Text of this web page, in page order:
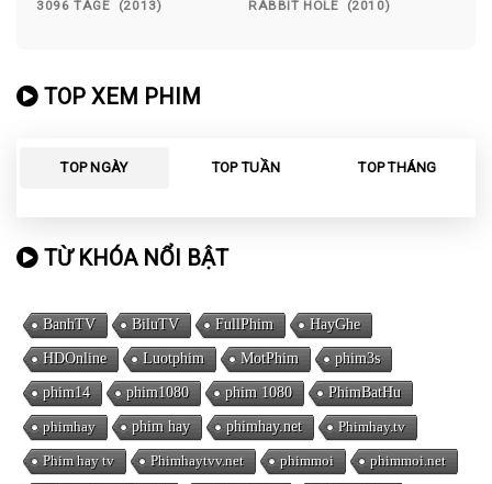
3096 TAGE (2013) RABBIT HOLE (2010)
TOP XEM PHIM
TOP NGÀY TOP TUẦN TOP THÁNG
TỪ KHÓA NỔI BẬT
BanhTV BiluTV FullPhim HayGhe
HDOnline Luotphim MotPhim phim3s
phim14 phim1080 phim 1080 PhimBatHu
phimhay phim hay phimhay.net Phimhay.tv
Phim hay tv Phimhaytvv.net phimmoi phimmoi.net